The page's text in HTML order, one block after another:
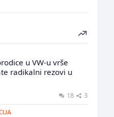
u VW-u vrše
radikalni rezovi u
18 3